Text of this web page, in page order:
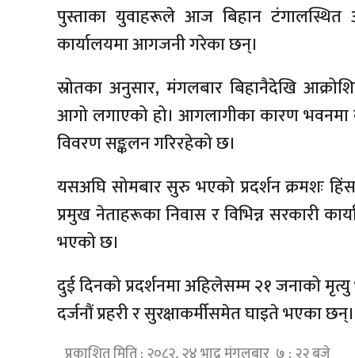
पुस्ताका युवाहरूले आज बिहान टंगालस्थित
कार्यालयमा आगजनी गरेका छन्।
स्रोतका अनुसार, मंगलबार बिहानैदेखि
आगो लगाएको हो। आगलागीका कारण भवनमा
विवरण सङ्कलन गरिरहेको छ।
यसअघि सोमबार सुरु भएको प्रदर्शन क्रमशः
प्रमुख नेताहरूका निवास र विभिन्न सरकारी
भएको छ।
दुई दिनको प्रदर्शनमा अहिलेसम्म २१ जनाको
दर्जनौं प्रहरी र सुरक्षाकर्मीसमेत घाइते भएका छन्।